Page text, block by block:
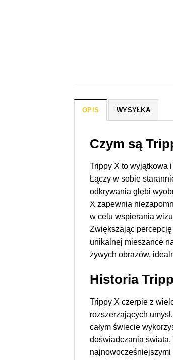
OPIS WYSYŁKA
Czym są
Trippy X to wyjątkowa
Łączy w sobie
odkrywania głębi
X zapewnia
w celu wspierania
Zwiększając
unikalnej mieszance
żywych obrazów,
Historia
Trippy X czerpie z
rozszerzających
całym świecie
doświadczania świata.
najnowocześniejszymi